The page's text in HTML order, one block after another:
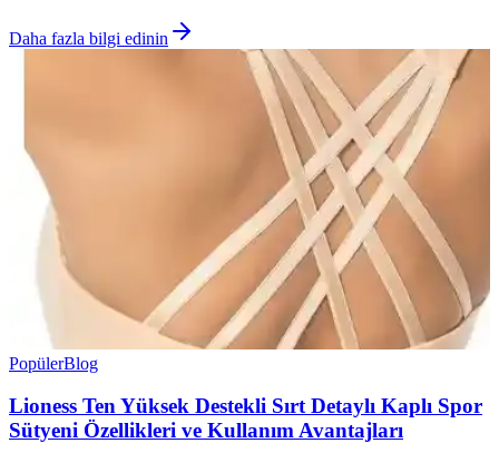
Daha fazla bilgi edinin
PopülerBlog
Lioness Ten Yüksek Destekli Sırt Detaylı Kaplı Spor
Sütyeni Özellikleri ve Kullanım Avantajları